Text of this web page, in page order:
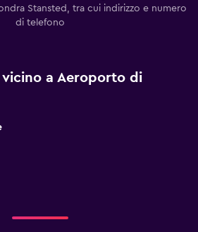
Stansted, tra cui indirizzo e numero
di telefono
a Aeroporto di